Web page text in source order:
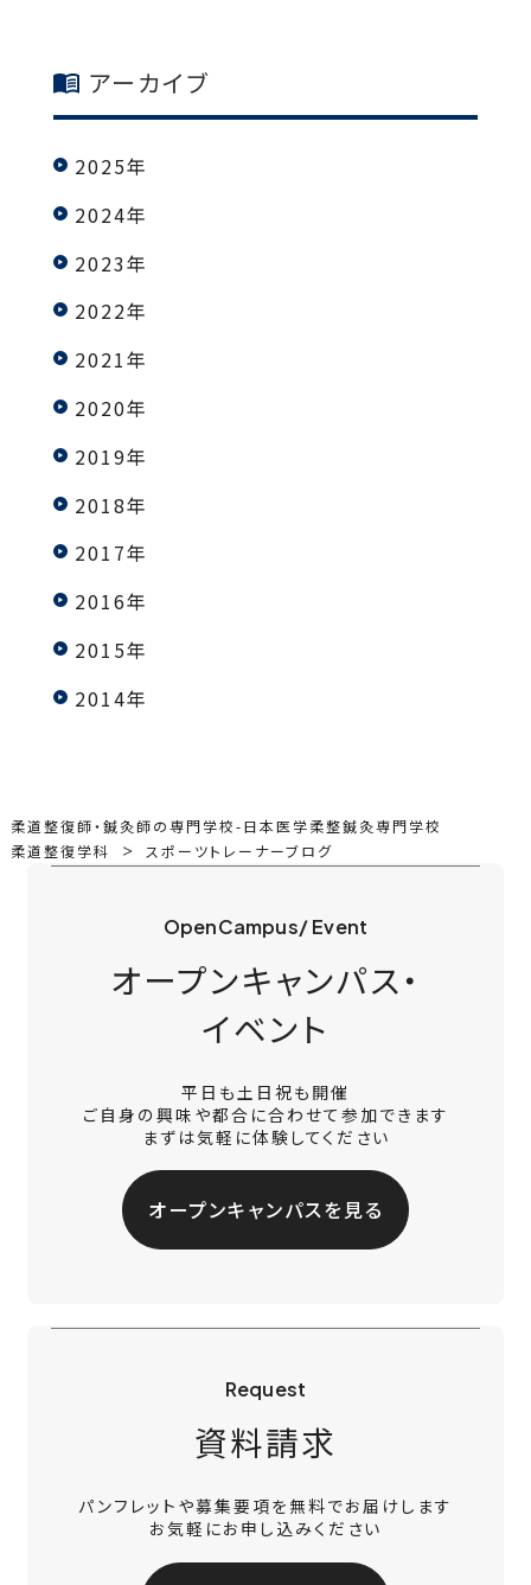
アーカイブ
2025年
2024年
2023年
2022年
2021年
2020年
2019年
2018年
2017年
2016年
2015年
2014年
柔道整復師・鍼灸師の専門学校-日本医学柔整鍼灸専門学校
柔道整復学科
スポーツトレーナーブログ
OpenCampus/ Event
オープンキャンパス・
イベント
平日も土日祝も開催
ご自身の興味や都合に合わせて参加できます
まずは気軽に体験してください
オープンキャンパスを見る
Request
資料請求
パンフレットや募集要項を無料でお届けします
お気軽にお申し込みください